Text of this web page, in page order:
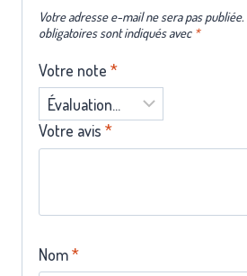
Votre adresse e-mail ne sera pas publiée.
obligatoires sont indiqués avec *
Votre note *
Votre avis *
Nom*